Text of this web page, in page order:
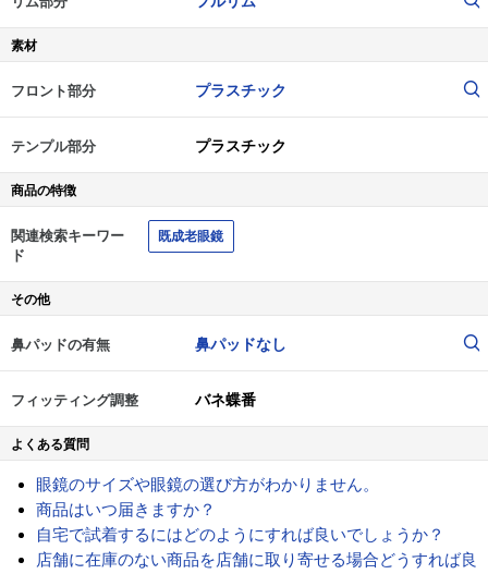
素材
フロント部分 プラスチック
テンプル部分 プラスチック
商品の特徴
関連検索キーワー
ド
既成老眼鏡
その他
鼻パッドの有無 鼻パッドなし
フィッティング調整 バネ蝶番
よくある質問
眼鏡のサイズや眼鏡の選び方がわかりません。
商品はいつ届きますか？
自宅で試着するにはどのようにすれば良いでしょうか？
店舗に在庫のない商品を店舗に取り寄せる場合どうすれば良